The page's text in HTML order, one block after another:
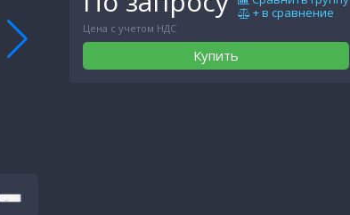
Цена с учетом НДС
+ в сравнение
Купить